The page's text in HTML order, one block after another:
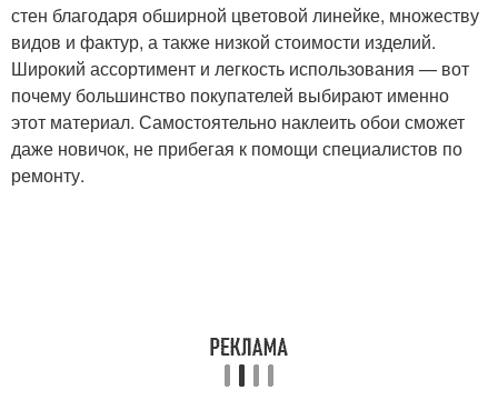
стен благодаря обширной цветовой линейке, множеству
видов и фактур, а также низкой стоимости изделий.
Широкий ассортимент и легкость использования — вот
почему большинство покупателей выбирают именно
этот материал. Самостоятельно наклеить обои сможет
даже новичок, не прибегая к помощи специалистов по
ремонту.